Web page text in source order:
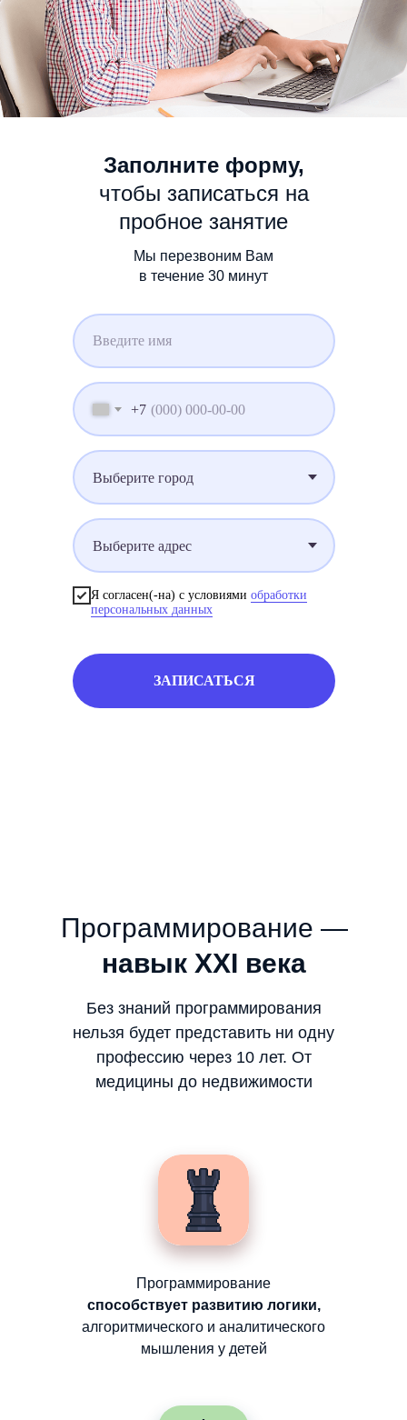
Заполните форму,
чтобы записаться на
пробное занятие
Мы перезвоним Вам
в течение 30 минут
+7
Я согласен(-на) с условиями обработки
персональных данных
ЗАПИСАТЬСЯ
Программирование —
навык ХХI века
Без знаний программирования
нельзя будет представить ни одну
профессию через 10 лет. От
медицины до недвижимости
Программирование
способствует развитию логики,
алгоритмического и аналитического
мышления у детей